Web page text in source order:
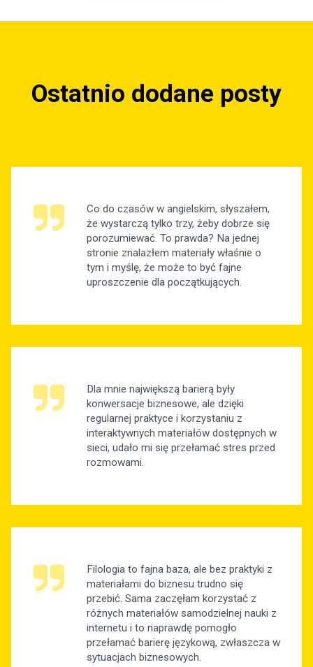
Ostatnio dodane posty
Co do czasów w angielskim, słyszałem,
że wystarczą tylko trzy, żeby dobrze się
porozumiewać. To prawda? Na jednej
stronie znalazłem materiały właśnie o
tym i myślę, że może to być fajne
uproszczenie dla początkujących.
Dla mnie największą barierą były
konwersacje biznesowe, ale dzięki
regularnej praktyce i korzystaniu z
interaktywnych materiałów dostępnych w
sieci, udało mi się przełamać stres przed
rozmowami.
Filologia to fajna baza, ale bez praktyki z
materiałami do biznesu trudno się
przebić. Sama zaczęłam korzystać z
różnych materiałów samodzielnej nauki z
internetu i to naprawdę pomogło
przełamać barierę językową, zwłaszcza w
sytuacjach biznesowych.